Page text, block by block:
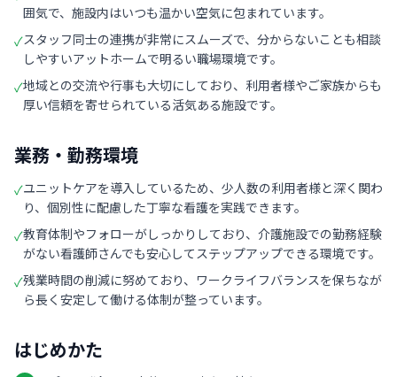
囲気で、施設内はいつも温かい空気に包まれています。
✓スタッフ同士の連携が非常にスムーズで、分からないことも相談
しやすいアットホームで明るい職場環境です。
✓地域との交流や行事も大切にしており、利用者様やご家族からも
厚い信頼を寄せられている活気ある施設です。
業務・勤務環境
✓ユニットケアを導入しているため、少人数の利用者様と深く関わ
り、個別性に配慮した丁寧な看護を実践できます。
✓教育体制やフォローがしっかりしており、介護施設での勤務経験
がない看護師さんでも安心してステップアップできる環境です。
✓残業時間の削減に努めており、ワークライフバランスを保ちなが
ら長く安定して働ける体制が整っています。
はじめかた